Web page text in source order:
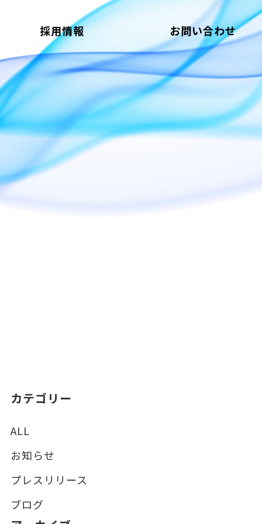
採用情報 お問い合わせ
カテゴリー
ALL
お知らせ
プレスリリース
ブログ